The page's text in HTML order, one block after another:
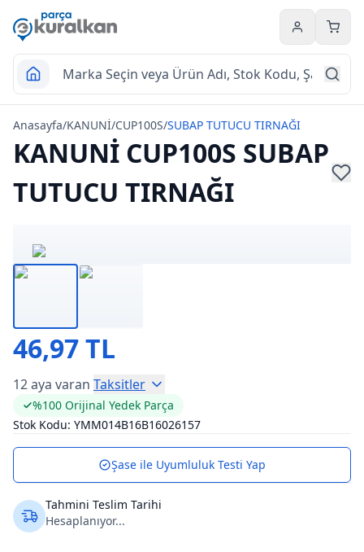
Hesabım
Anasayfa/KANUNİ/CUP100S/SUBAP TUTUCU TIRNAĞI
KANUNİ CUP100S SUBAP
TUTUCU TIRNAĞI
46,97 TL
12 aya varan Taksitler
%100 Orijinal Yedek Parça
Stok Kodu: YMM014B16B16026157
Şase ile Uyumluluk Testi Yap
Tahmini Teslim Tarihi
Hesaplanıyor...